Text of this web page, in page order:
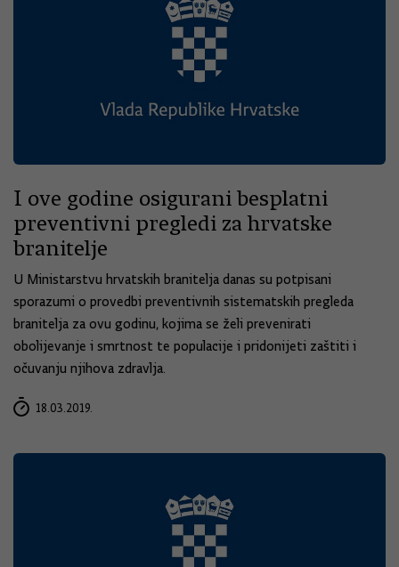
I ove godine osigurani besplatni
preventivni pregledi za hrvatske
branitelje
U Ministarstvu hrvatskih branitelja danas su potpisani
sporazumi o provedbi preventivnih sistematskih pregleda
branitelja za ovu godinu, kojima se želi prevenirati
obolijevanje i smrtnost te populacije i pridonijeti zaštiti i
očuvanju njihova zdravlja.
18.03.2019.